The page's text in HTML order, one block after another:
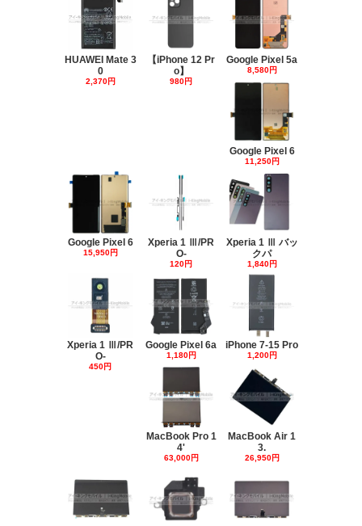
HUAWEI Mate 3
0
2,370円
【iPhone 12 Pr
o】
980円
Google Pixel 5a
8,580円
Google Pixel 6
11,250円
Google Pixel 6
15,950円
Xperia 1 Ⅲ/PR
O-
120円
Xperia 1 Ⅲ バッ
クパ
1,840円
Xperia 1 Ⅲ/PR
O-
450円
Google Pixel 6a
1,180円
iPhone 7-15 Pro
1,200円
MacBook Pro 1
4'
63,000円
MacBook Air 1
3.
26,950円